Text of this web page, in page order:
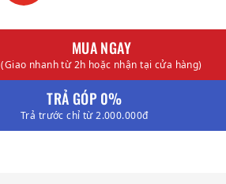
MUA NGAY
(Giao nhanh từ 2h hoặc nhận tại cửa hàng)
TRẢ GÓP 0%
Trả trước chỉ từ 2.000.000đ